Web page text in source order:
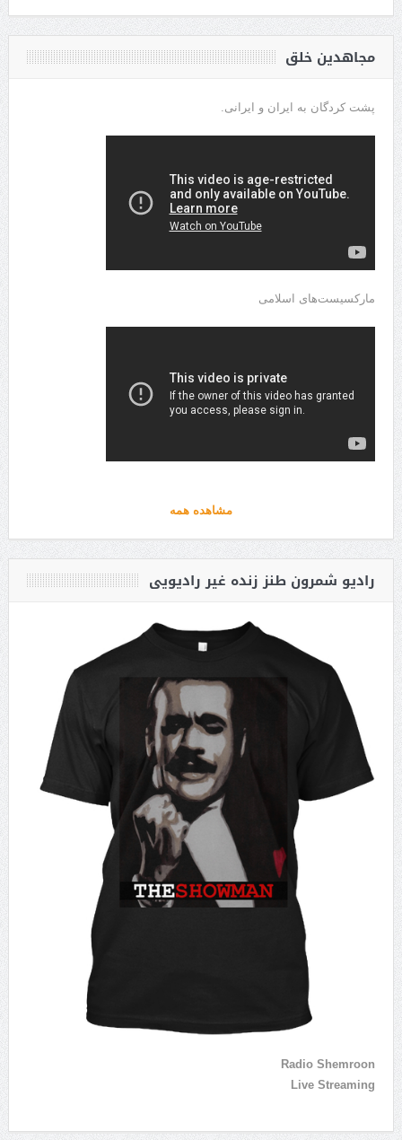
مجاهدین خلق
پشت کردگان به ایران و ایرانی.
مارکسیست‌های اسلامی
مشاهده همه
رادیو شمرون طنز زنده غیر رادیویی
Radio Shemroon
Live Streaming